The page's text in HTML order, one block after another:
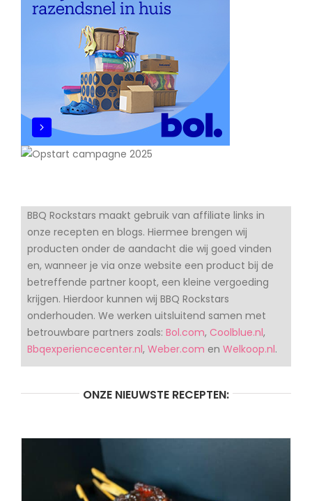
BBQ Rockstars maakt gebruik van affiliate links in
onze recepten en blogs. Hiermee brengen wij
producten onder de aandacht die wij goed vinden
en, wanneer je via onze website een product bij de
betreffende partner koopt, een kleine vergoeding
krijgen. Hierdoor kunnen wij BBQ Rockstars
onderhouden. We werken uitsluitend samen met
betrouwbare partners zoals: Bol.com, Coolblue.nl,
Bbqexperiencecenter.nl, Weber.com en Welkoop.nl.
ONZE NIEUWSTE RECEPTEN: